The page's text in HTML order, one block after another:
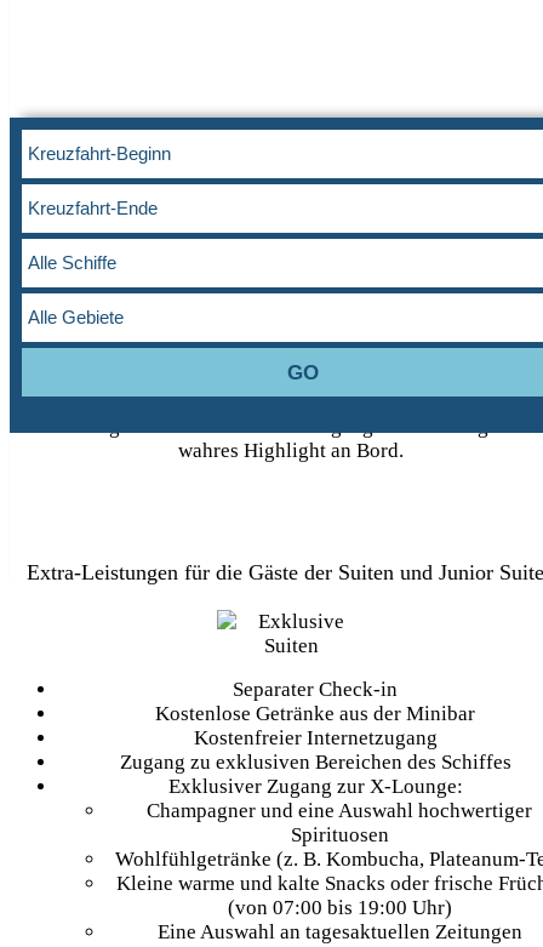
Suiten derMein SchiffFlotte
Sie suchen an Bord der Mein Schiff Flotte das Besondere?
exzellenter und weitläufiger Atmosphäre bieten Ihnen die
verschiedenen Suiten eine fantastische Ausstattung und
außerdem genießen Sie u. a. den Excellence Service durch
wahres Highlight an Bord.
Extra-Leistungen für die Gäste der Suiten und Junior
Separater Check-in
Kostenlose Getränke aus der Minibar
Kostenfreier Internetzugang
Zugang zu exklusiven Bereichen des Schiffes
Exklusiver Zugang zur X-Lounge:
Champagner und eine Auswahl hochwertiger
Spirituosen
Wohlfühlgetränke (z. B. Kombucha, Plateanum-
Kleine warme und kalte Snacks oder frische
(von 07:00 bis 19:00 Uhr)
Eine Auswahl an tagesaktuellen Zeitungen